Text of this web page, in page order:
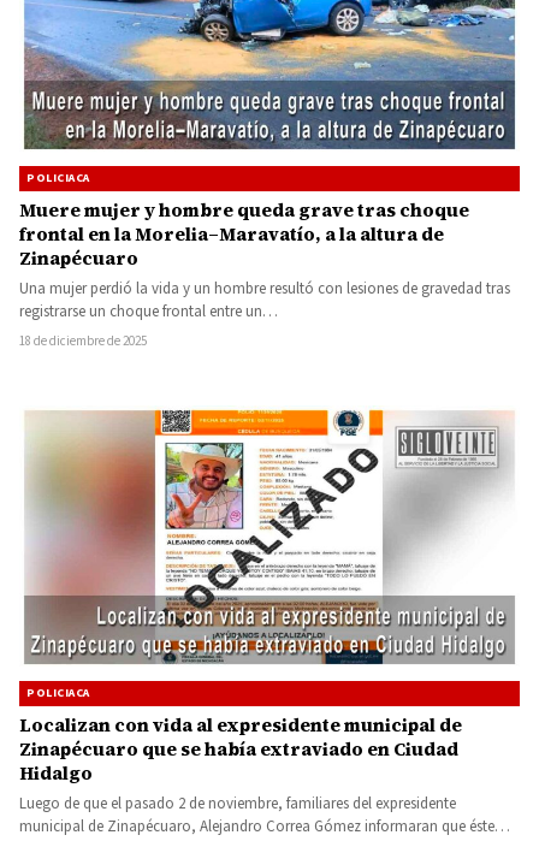
POLICIACA
Muere mujer y hombre queda grave tras choque
frontal en la Morelia–Maravatío, a la altura de
Zinapécuaro
Una mujer perdió la vida y un hombre resultó con lesiones de gravedad tras
registrarse un choque frontal entre un…
18 de diciembre de 2025
POLICIACA
Localizan con vida al expresidente municipal de
Zinapécuaro que se había extraviado en Ciudad
Hidalgo
Luego de que el pasado 2 de noviembre, familiares del expresidente
municipal de Zinapécuaro, Alejandro Correa Gómez informaran que éste…